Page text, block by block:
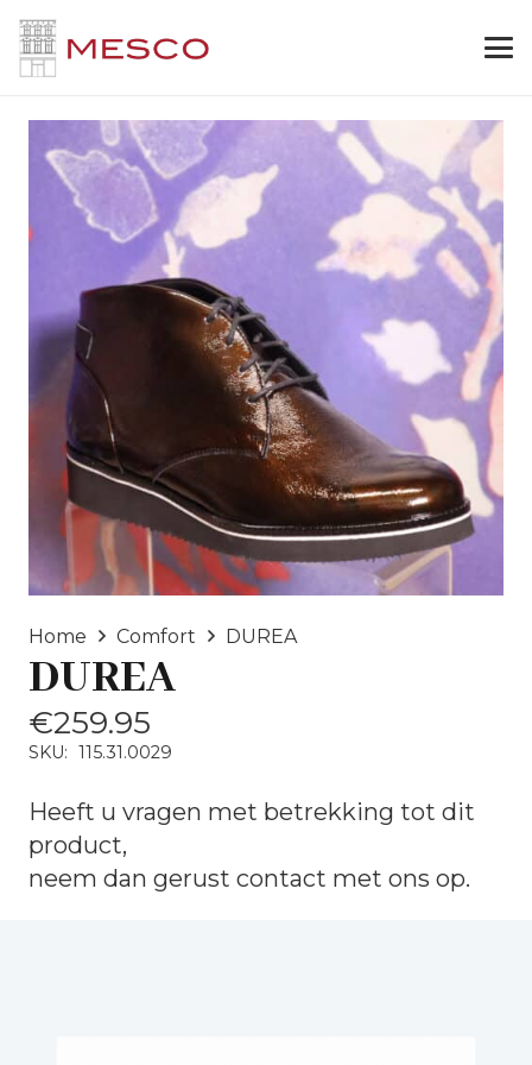
Home Comfort DUREA
DUREA
€259.95
SKU: 115.31.0029
Heeft u vragen met betrekking tot dit
product,
neem dan gerust contact met ons op.